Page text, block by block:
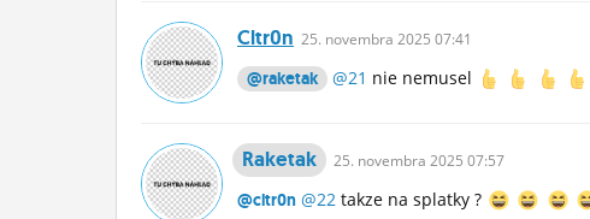
Cltr0n 25. novembra 2025 07:41
@raketak @21 nie nemusel
Raketak 25. novembra 2025 07:57
@cltr0n @22 takze na splatky ?